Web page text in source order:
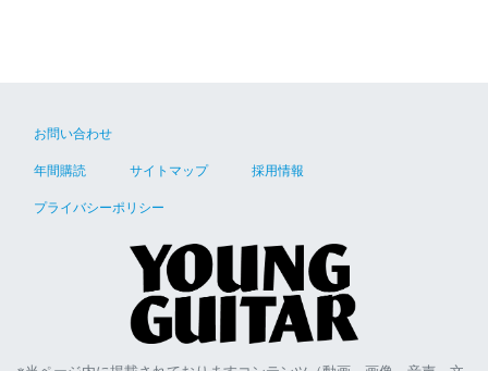
お問い合わせ
年間購読 サイトマップ 採用情報
プライバシーポリシー